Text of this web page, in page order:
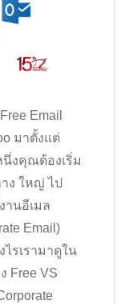
Email
มาตั้งแต่
นึ่งคุณต้องเริ่ม
ง ใหญ่ ไป
านอีเมล
Email)
รเรามาดูใน
Free VS